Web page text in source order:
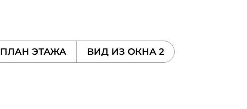
ПЛАН ЭТАЖА ВИД ИЗ ОКНА 2